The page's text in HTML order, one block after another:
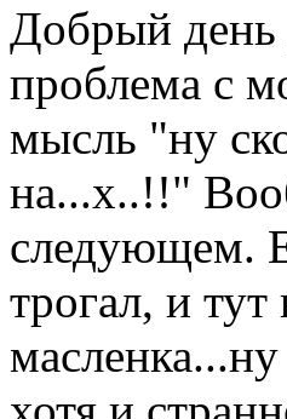
Добрый день
проблема с
мысль "ну
на...х..!!"
следующем.
трогал, и